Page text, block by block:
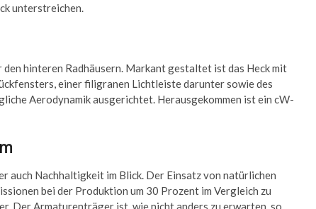
unterstreichen.
hinteren Radhäusern. Markant gestaltet ist das Heck mit
einer filigranen Lichtleiste darunter sowie des
Aerodynamik ausgerichtet. Herausgekommen ist ein cW-
auch Nachhaltigkeit im Blick. Der Einsatz von natürlichen
bei der Produktion um 30 Prozent im Vergleich zu
Der Armaturenträger ist, wie nicht anders zu erwarten, so